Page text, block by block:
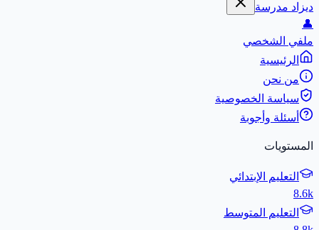
ديزاد مدرسة
👤
ملفي الشخصي
الرئيسية
من نحن
سياسة الخصوصية
أسئلة وأجوبة
المستويات
التعليم الإبتدائي
8.6k
التعليم المتوسط